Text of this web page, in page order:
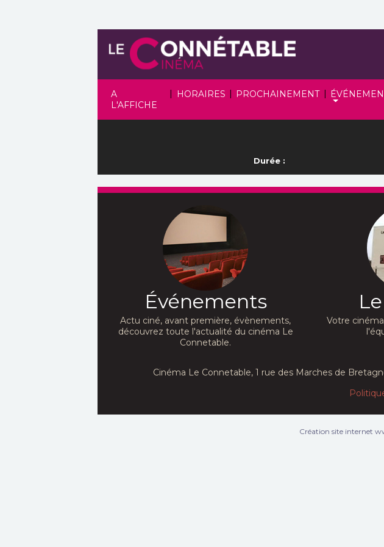
A
L'AFFICHE
| HORAIRES | PROCHAINEMENT |
Durée :
Événements
Actu ciné, avant première, évènements,
découvrez toute l'actualité du cinéma Le
Connetable.
Votre
Cinéma Le Connetable, 1 rue des Marches de
Création site internet